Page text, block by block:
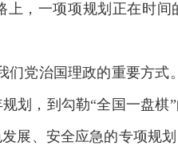
，一项项规划正在时
们党治国理政的重要方式
划，到勾勒“全国一盘棋
展、安全应急的专项规
论坛